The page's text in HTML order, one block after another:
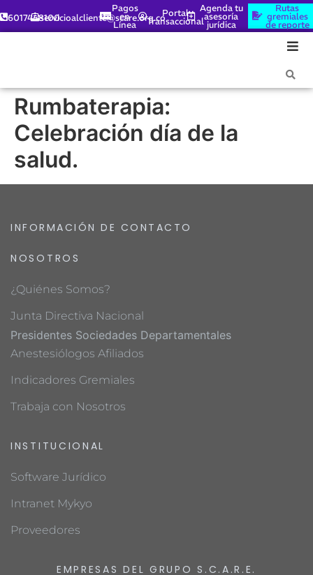
6017448100servicioalcliente@scare.org.co
Pagos
en
Línea
Portal
Transaccional
Agenda tu
asesoría
jurídica
Rutas
gremiales
de reporte
Rumbaterapia:
Celebración día de la
salud.
INFORMACIÓN DE CONTACTO
NOSOTROS
¿Quiénes Somos?
Junta Directiva Nacional
Presidentes Sociedades Departamentales
Anestesiólogos Afiliados
Indicadores Gremiales
Trabaja con Nosotros
INSTITUCIONAL
Software Jurídico
Intranet Mykyo
Proveedores
EMPRESAS DEL GRUPO S.C.A.R.E.